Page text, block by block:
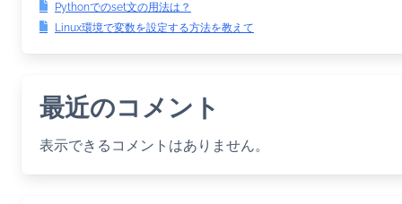
Pythonでのset文の用法は？
Linux環境で変数を設定する方法を教えて
最近のコメント
表示できるコメントはありません。